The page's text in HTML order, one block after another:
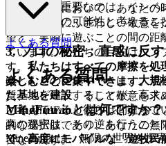
重要なのは、インベ
の可能性と考えるこ
3. プロの秘密：直感に反
ほとんどのプレイヤーは、大規
た基地を建設することが、高ス
と考えている。彼らは間違って
真の秘密は、その逆を行うこと
で、高度にモバイルな「遊牧民
ジタル世界において、あなた
たちはそれにふさわしい敬意
望と、実際に遊ぶことの間の距
ています。私たちの目的はシン
す。 私たちはすべての摩擦を処
楽しむことに集中できます。目
質、スピード、そして敬意を
こでMineFun.ioをプレイするこ
的な選択肢であり、あなたの無
台なのです。
よくある質問
よくある質問
MineFun.ioとは何ですか？
MineFun.ioは、無限の世界を探